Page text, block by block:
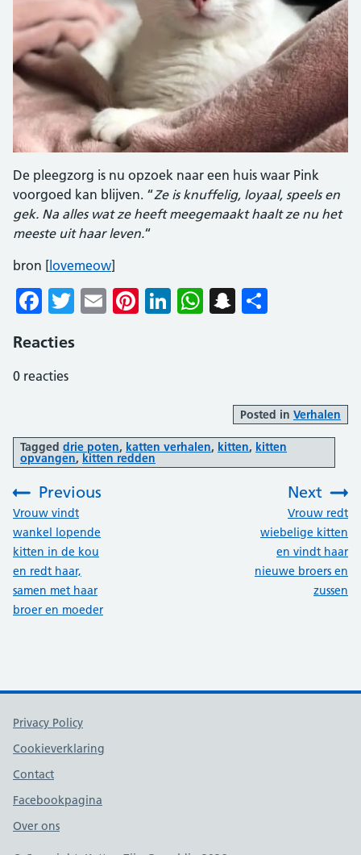
De pleegzorg is nu opzoek naar een huis waar Pink
voorgoed kan blijven. “Ze is knuffelig, loyaal, speels en
gek. Na alles wat ze heeft meegemaakt haalt ze nu het
meeste uit haar leven.“
bron [lovemeow]
Facebook
Twitter
EmailPinterest
LinkedIn
WhatsApp
Snapchat
Reacties
0 reacties
Posted in Verhalen
Tagged drie poten, katten verhalen, kitten, kitten
opvangen, kitten redden
Previous
:Vrouw vindt
wankel lopende
kitten in de kou
en redt haar,
samen met haar
broer en moeder
Next
Vrouw redt
wiebelige kitten
en vindt haar
nieuwe broers en
zussen
Support links
Privacy Policy
Cookieverklaring
Contact
Facebookpagina
Over ons